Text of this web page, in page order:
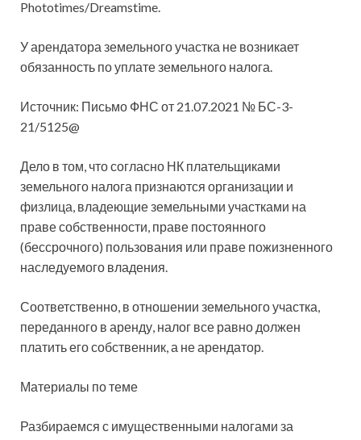
Phototimes/Dreamstime.
У арендатора земельного участка не возникает
обязанность по уплате земельного налога.
Источник: Письмо ФНС от 21.07.2021 № БС-3-
21/5125@
Дело в том, что согласно НК плательщиками
земельного налога признаются организации и
физлица, владеющиеземельными участками на
праве собственности, праве постоянного
(бессрочного) пользования или праве пожизненного
наследуемого владения.
Соответственно, в отношении земельного участка,
переданного в аренду, налог все равно должен
платить его собственник, а не арендатор.
Материалы по теме
Разбираемся с имущественными налогами за